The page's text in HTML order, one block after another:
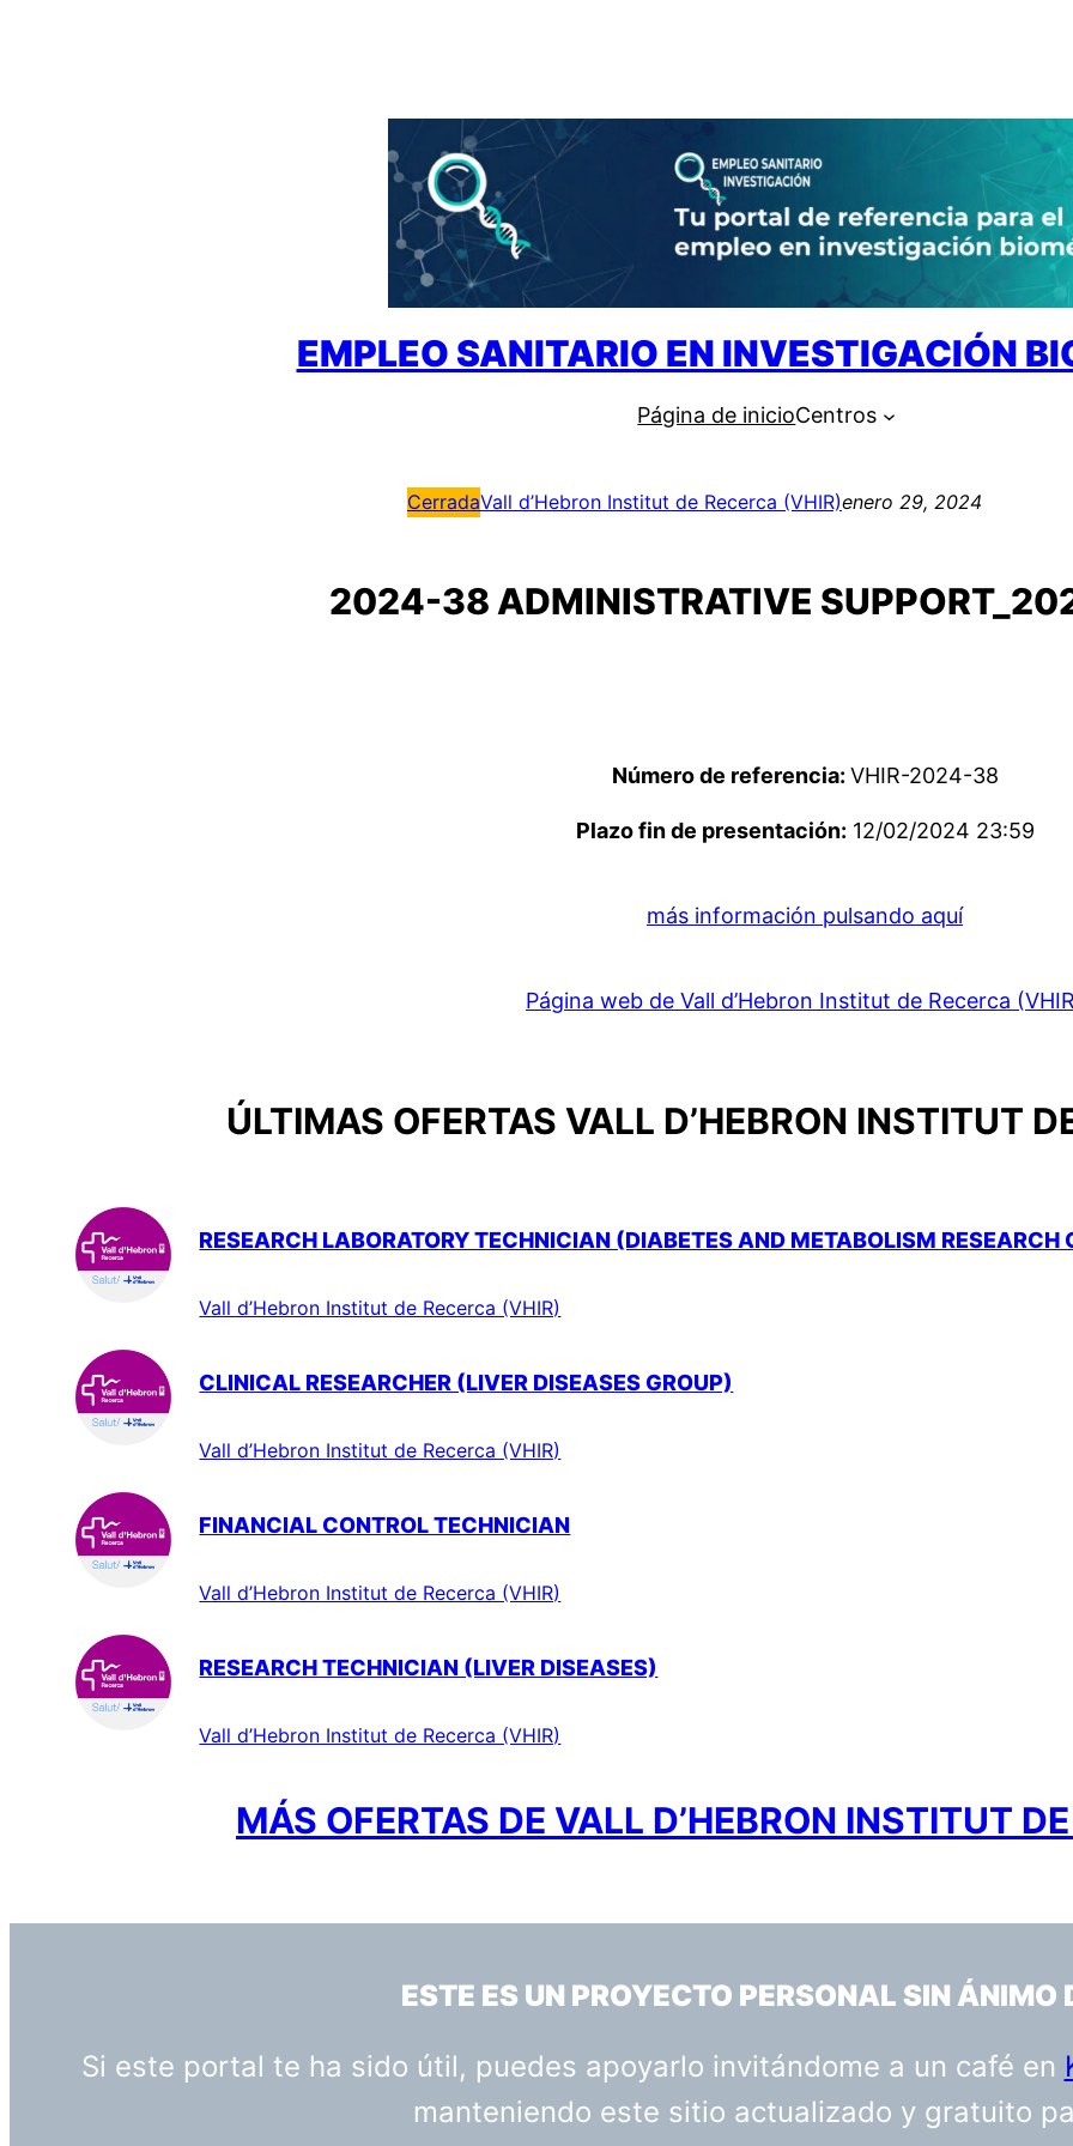
EMPLEO SANITARIO EN INVESTIGACIÓN
Página de inicioCentros
CerradaVall d’Hebron Institut de Recerca (VHIR)enero 29, 2024
2024-38 ADMINISTRATIVE
Número de referencia: VHIR-2024-38
Plazo fin de presentación: 12/02/2024 23:59
más información pulsando aquí
Página web de Vall d’Hebron Institut de Recerca
ÚLTIMAS OFERTAS VALL D’HEBRON INSTITUT
RESEARCH LABORATORY TECHNICIAN (DIABETES AND METABOLISM RESEARCH
Vall d’Hebron Institut de Recerca (VHIR)
CLINICAL RESEARCHER (LIVER DISEASES GROUP)
Vall d’Hebron Institut de Recerca (VHIR)
FINANCIAL CONTROL TECHNICIAN
Vall d’Hebron Institut de Recerca (VHIR)
RESEARCH TECHNICIAN (LIVER DISEASES)
Vall d’Hebron Institut de Recerca (VHIR)
MÁS OFERTAS DE VALL D’HEBRON INSTITUT
ESTE ES UN PROYECTO PERSONAL SIN ÁNIMO
Si este portal te ha sido útil, puedes apoyarlo invitándome a un café en
manteniendo este sitio actualizado y gratuito